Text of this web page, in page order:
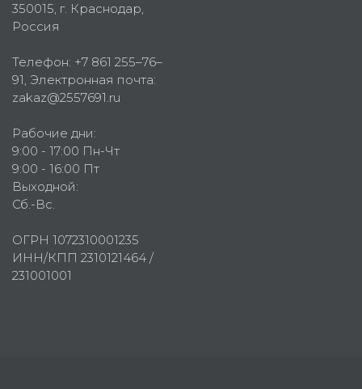
350015, г. Краснодар,
Россия
Телефон: +7 861 255–76–
91, Электронная почта:
zakaz@2557691.ru
Рабочие дни:
9:00 - 17:00 Пн-Чт
9:00 - 16:00 Пт
Выходной:
Сб.-Вс.
ОГРН 1072310001235
ИНН/КПП 2310121464 /
231001001